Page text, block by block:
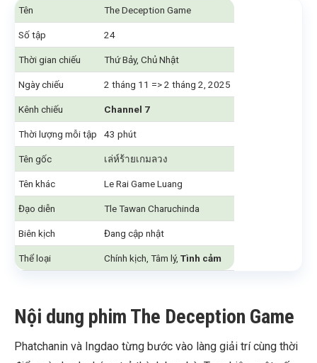
Tên The Deception Game
Số tập 24
Thời gian chiếu Thứ Bảy, Chủ Nhật
Ngày chiếu 2 tháng 11 => 2 tháng 2, 2025
Kênh chiếu Channel 7
Thời lượng mỗi tập 43 phút
Tên gốc เล่ห์ร้ายเกมลวง
Tên khác Le Rai Game Luang
Đạo diễn Tle Tawan Charuchinda
Biên kịch Đang cập nhật
Thể loại Chính kịch, Tâm lý, Tình cảm
Nội dung phim The Deception Game
Phatchanin và Ingdao từng bước vào làng giải trí cùng thời